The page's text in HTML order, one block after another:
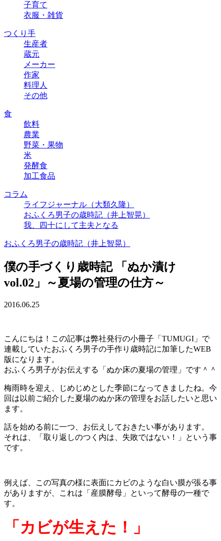
子育て
衣服・雑貨
つくり手
生産者
蔵元
メーカー
作家
料理人
その他
食
飲料
農業
野菜・果物
米
発酵食
加工食品
コラム
ライフジャーナル（大類久隆）
おふくろ男子の歳時記（井上智晃）
我、四十にして主夫となる
おふくろ男子の歳時記（井上智晃）
僕の手づくり歳時記 「ぬか漬け
vol.02」～夏場の管理の仕方～
2016.06.25
こんにちは！この記事は弊社発行の小冊子「TUMUGI」で
連載していたおふくろ男子の手作り歳時記に加筆したWEB
版になります。
おふくろ男子がお伝えする「ぬか床の夏場の管理」です＾＾
梅雨時を迎え、じめじめとした季節になってきましたね。今
回は以前ご紹介した夏場のぬか床の管理をお話したいと思い
ます。
話を始める前に一つ、お伝えしておきたい事があります。
それは、「取り返しのつく内は、失敗ではない！」という事
です。
例えば、この写真の様に表面にカビのような白い膜が張る事
がありますが、これは「産膜酵母」といって酵母の一種で
す。
「カビが生えた！」